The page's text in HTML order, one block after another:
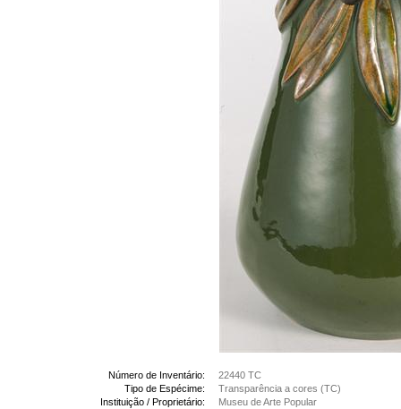
Número de Inventário:
22440 TC
Tipo de Espécime:
Transparência a cores (TC)
Instituição / Proprietário:
Museu de Arte Popular